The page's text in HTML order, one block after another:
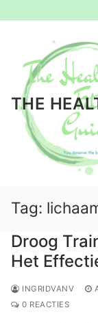
inhoud
THE
Tag:
Droog
Het
INGRIDVANV
0 REACTIES